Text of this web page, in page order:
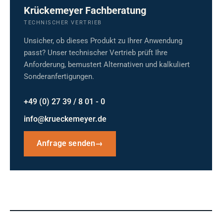
Krückemeyer Fachberatung
TECHNISCHER VERTRIEB
Unsicher, ob dieses Produkt zu Ihrer Anwendung
passt? Unser technischer Vertrieb prüft Ihre
Anforderung, bemustert Alternativen und kalkuliert
Sonderanfertigungen.
+49 (0) 27 39 / 8 01 - 0
info@krueckemeyer.de
Anfrage senden→